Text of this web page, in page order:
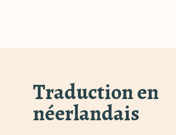
Traduction en
néerlandais